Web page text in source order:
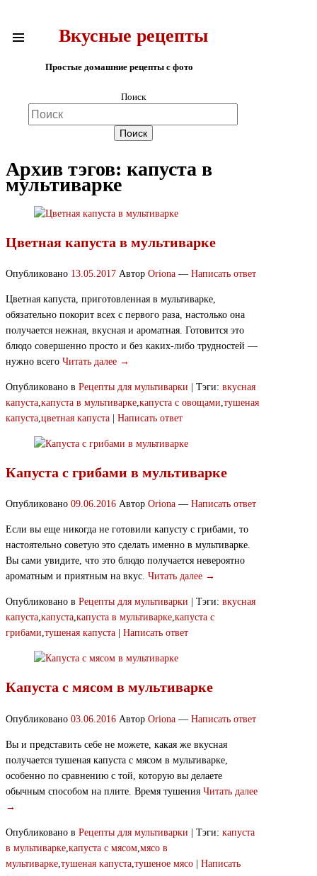
Вкусные рецепты
Простые домашние рецепты с фото
Поиск
Архив тэгов: капуста в
мультиварке
Цветная капуста в мультиварке
Опубликовано 13.05.2017 Автор Oriona — Написать ответ
Цветная капуста, приготовленная в мультиварке,
обязательно покорит всех с первого раза, настолько она
получается нежная, вкусная и ароматная. Готовится это
блюдо совершенно просто и без каких-либо трудностей —
нужно всего Читать далее →
Опубликовано в Рецепты для мультиварки Тэги: вкусная
капуста,капуста в мультиварке,капуста с овощами,тушеная
капуста,цветная капуста Написать ответ
Капуста с грибами в мультиварке
Опубликовано 09.06.2016 Автор Oriona — Написать ответ
Если вы еще никогда не готовили капусту с грибами, то
настоятельно советую это сделать именно в мультиварке.
Вы сами увидите, что это блюдо получается невероятно
ароматным и приятным на вкус. Читать далее →
Опубликовано в Рецепты для мультиварки Тэги: вкусная
капуста,капуста,капуста в мультиварке,капуста с
грибами,тушеная капуста Написать ответ
Капуста с мясом в мультиварке
Опубликовано 03.06.2016 Автор Oriona — Написать ответ
Вы и представить себе не можете, какая же вкусная
получается тушеная капуста с мясом в мультиварке,
особенно по сравнению с той, которую вы делаете
обычным способом на плите. Время тушения Читать далее
→
Опубликовано в Рецепты для мультиварки | Тэги: капуста
в мультиварке капуста с мясом мясо в
мультиварке тушеная капуста тушеное мясо | Написать